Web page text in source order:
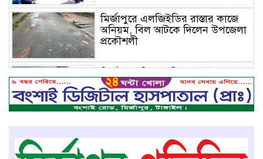
মির্জাপুরে এলজিইডির রাস্তার কাজে
অনিয়ম, বিল আটকে দিলেন উপজেলা
প্রকৌশলী
দুয়ারি জাল ধ্বংস